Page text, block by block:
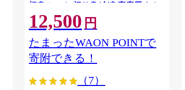
切身 シャケ 切り身 冷凍 家庭用 おか
ず 弁当 支援 サーモン 銀鮭切り身 魚
わけあり
12,500 円
たまったWAON POINTで
寄附できる！
（7）